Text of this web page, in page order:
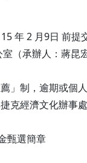
年 2 月9日 前提
（承辦人：蔣昆
」制，逾期或個
克經濟文化辦事處
甄選簡章